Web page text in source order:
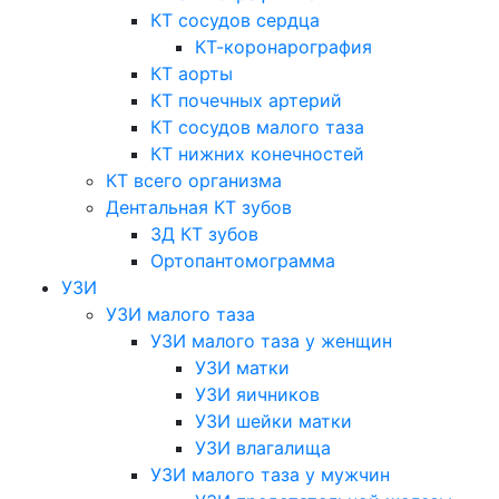
КТ сосудов сердца
КТ-коронарография
КТ аорты
КТ почечных артерий
КТ сосудов малого таза
КТ нижних конечностей
КТ всего организма
Дентальная КТ зубов
3Д КТ зубов
Ортопантомограмма
УЗИ
УЗИ малого таза
УЗИ малого таза у женщин
УЗИ матки
УЗИ яичников
УЗИ шейки матки
УЗИ влагалища
УЗИ малого таза у мужчин